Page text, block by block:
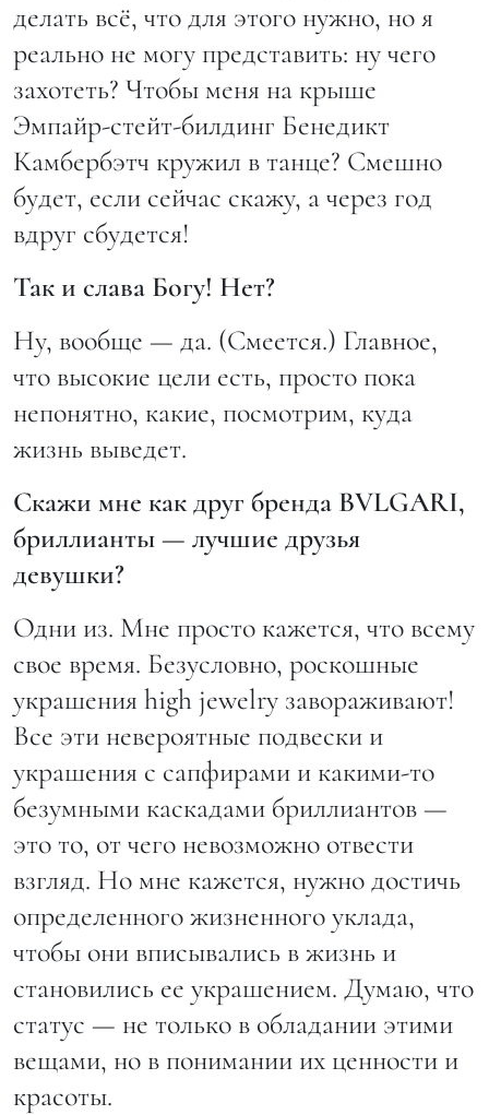
делать всё, что для этого нужно, но я
реально не могу представить: ну чего
захотеть? Чтобы меня на крыше
Эмпайр-стейт-билдинг Бенедикт
Камбербэтч кружил в танце? Смешно
будет, если сейчас скажу, а через год
вдруг сбудется!
Так и слава Богу! Нет?
Ну, вообще — да. (Смеется.) Главное,
что высокие цели есть, просто пока
непонятно, какие, посмотрим, куда
жизнь выведет.
Скажи мне как друг бренда BVLGARI,
бриллианты — лучшие друзья
девушки?
Одни из. Мне просто кажется, что всему
свое время. Безусловно, роскошные
украшения high jewelry завораживают!
Все эти невероятные подвески и
украшения с сапфирами и какими-то
безумными каскадами бриллиантов —
это то, от чего невозможно отвести
взгляд. Но мне кажется, нужно достичь
определенного жизненного уклада,
чтобы они вписывались в жизнь и
становились ее украшением. Думаю, что
статус — не только в обладании этими
вещами, но в понимании их ценности и
красоты.